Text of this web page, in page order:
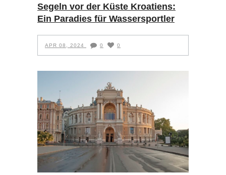
Segeln vor der Küste Kroatiens:
Ein Paradies für Wassersportler
APR 08, 2024 0 0